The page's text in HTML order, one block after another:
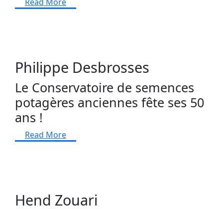
Philippe Desbrosses
Le Conservatoire de semences
potagères anciennes fête ses 50
ans !
Read More
Hend Zouari